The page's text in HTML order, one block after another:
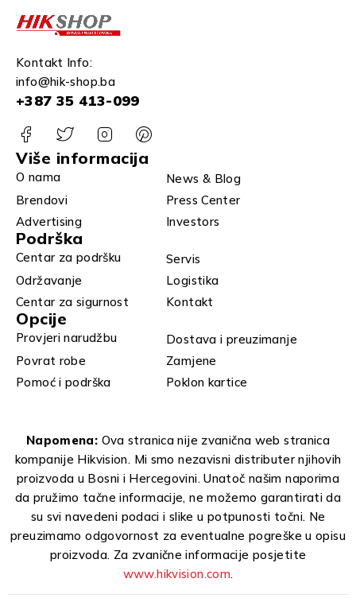
Kontakt Info:
info@hik-shop.ba
+387 35 413-099
Više informacija
O nama
News & Blog
Brendovi
Press Center
Advertising
Investors
Podrška
Centar za podršku
Servis
Održavanje
Logistika
Centar za sigurnost
Kontakt
Opcije
Provjeri narudžbu
Dostava i preuzimanje
Povrat robe
Zamjene
Pomoć i podrška
Poklon kartice
Napomena: Ova stranica nije zvanična web stranica
kompanije Hikvision. Mi smo nezavisni distributer njihovih
proizvoda u Bosni i Hercegovini. Unatoč našim naporima
da pružimo tačne informacije, ne možemo garantirati da
su svi navedeni podaci i slike u potpunosti točni. Ne
preuzimamo odgovornost za eventualne pogreške u opisu
proizvoda. Za zvanične informacije posjetite
www.hikvision.com.